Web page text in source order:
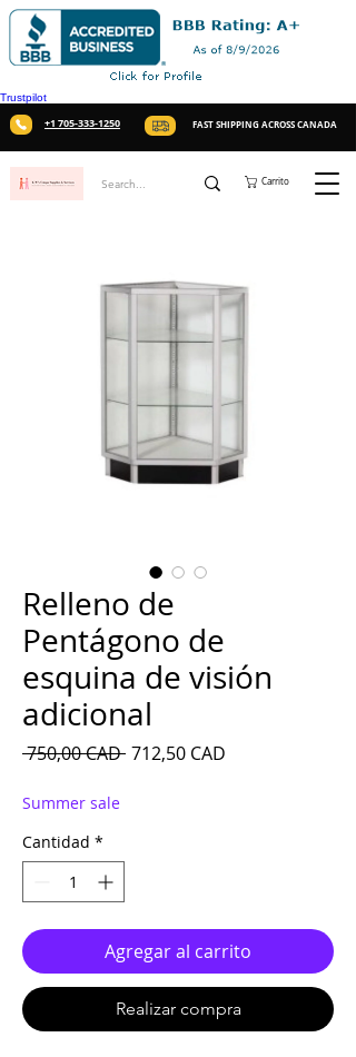
Trustpilot
+1 705-333-1250 FAST SHIPPING ACROSS CANADA
Carrito
Relleno de
Pentágono de
esquina de visión
adicional
750,00 CAD Precio
712,50 CAD
Summer sale
Cantidad *
Agregar al carrito
Realizar compra